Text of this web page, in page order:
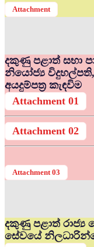
Attachment
දකුණු පළාත් සභා
නියෝජ්‍ය විදුහල්පති,
අයදුම්පත්‍ර කැඳවිම
Attachment 01
Attachment 02
Attachment 03
දකුණු පළාත් රාජ්‍ය
සේවයේ